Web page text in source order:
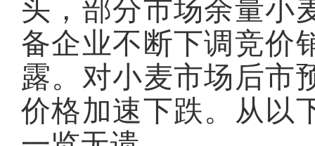
头，部分市场余量小
备企业不断下调竞价
露。对小麦市场后市
价格加速下跌。从以